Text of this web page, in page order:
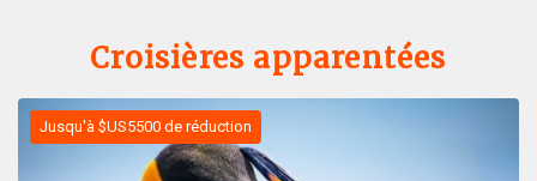
Croisières apparentées
Jusqu'à $US5500 de réduction